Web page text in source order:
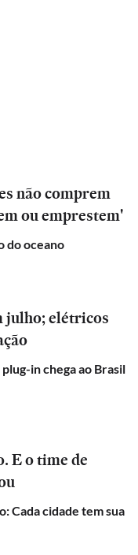
não comprem
ou emprestem'
do oceano
julho; elétricos
in chega ao Brasil
E o time de
Cada cidade tem sua